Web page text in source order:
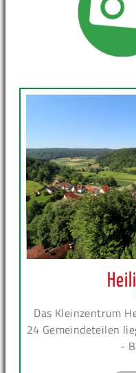
Das Kleinzentrum
24 Gemeindeteilen
-